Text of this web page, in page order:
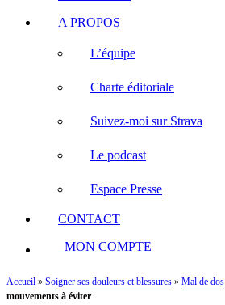
A PROPOS
L’équipe
Charte éditoriale
Suivez-moi sur Strava
Le podcast
Espace Presse
CONTACT
MON COMPTE
Accueil » Soigner ses douleurs et blessures » Mal de dos
mouvements à éviter